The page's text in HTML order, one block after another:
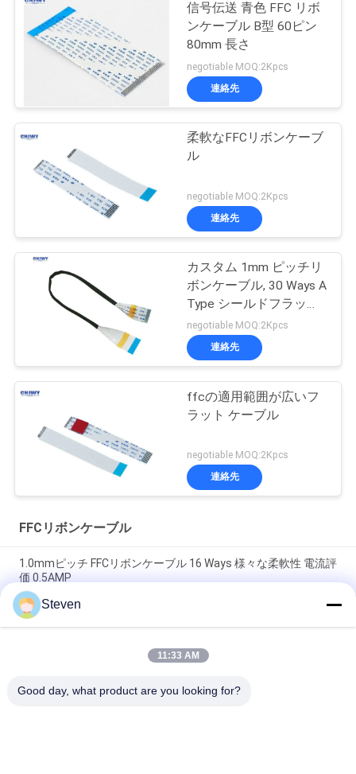
信号伝送 青色 FFC リボ
ンケーブル B型 60ピン
80mm 長さ
negotiable MOQ:2Kpcs
連絡先
柔軟なFFCリボンケーブ
ル
negotiable MOQ:2Kpcs
連絡先
カスタム 1mm ピッチリ
ボンケーブル, 30 Ways A
Type シールドフラット
フレックスケーブル
negotiable MOQ:2Kpcs
連絡先
ffcの適用範囲が広いフ
ラット ケーブル
negotiable MOQ:2Kpcs
連絡先
FFCリボンケーブル
1.0mmピッチ FFCリボンケーブル 16 Ways 様々な柔軟性 電流評
価 0.5AMP
シールド 0.5mm ピッチ FFC リボンケーブル 50 方法 5 行分ける
電圧 500V に耐える
自動車マルチメディア用50ピン型FFCリボンケーブルチンの接
Steven
11:33 AM
Good day, what product are you looking for?